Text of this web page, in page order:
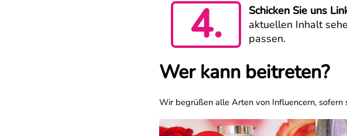
4. Schicken Sie uns
aktuellen Inhalt
passen.
Wer kann beitreten?
Wir begrüßen alle Arten von Influencern,